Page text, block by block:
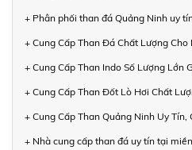
+ Phân phối than đá Quảng Ninh uy
+ Cung Cấp Than Đá Chất Lượng Cho
+ Cung Cấp Than Indo Số Lượng Lớn
+ Cung Cấp Than Đốt Lò Hơi Chất
+ Cung Cấp Than Quảng Ninh Uy Tín,
+ Nhà cung cấp than đá uy tín tại